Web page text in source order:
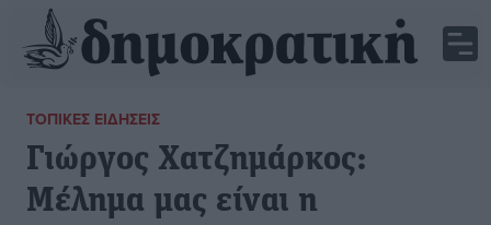
ΤΟΠΙΚΈΣ ΕΙΔΉΣΕΙΣ
Γιώργος Χατζημάρκος:
Μέλημα μας είναι η